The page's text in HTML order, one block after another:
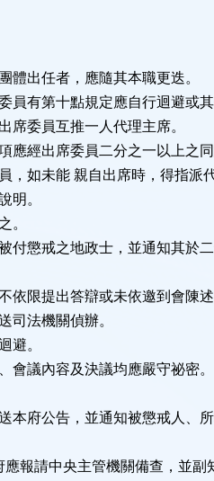
出任者，應隨其本職更迭。
員有第十點規定應自行迴避或
席委員互推一人代理主席。
應經出席委員二分之一以上之
如未能 親自出席時，得指派
明。
。
付懲戒之地政士，並通知其於
限提出答辯或未依邀到會陳
司法機關偵辦。
避。
會議內容及決議均應嚴守祕密。
本府公告，並通知被懲戒人、
報請中央主管機關備查，並副